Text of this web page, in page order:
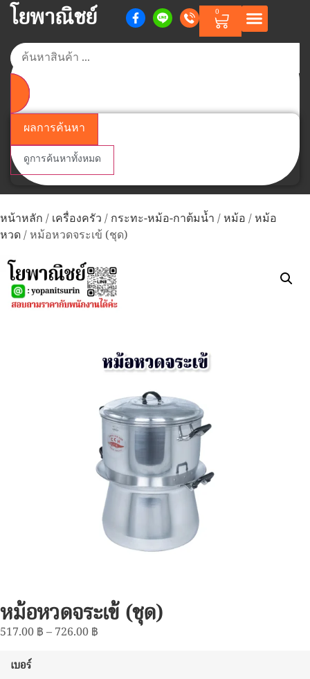
โยพาณิชย์ 0
ผลการค้นหา
ดูการค้นหาทั้งหมด
หน้าหลัก/เครื่องครัว/กระทะ-หม้อ-กาต้มน้ำ/หม้อ/หม้อ
หวด/ หม้อหวดจระเข้ (ชุด)
หม้อหวดจระเข้ (ชุด)
517.00฿–726.00฿
เบอร์